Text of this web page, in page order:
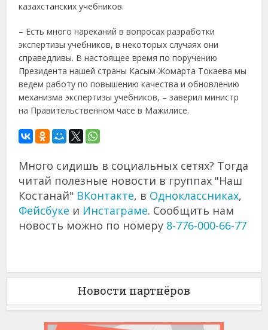
казахстанских учебников.
– Есть много нареканий в вопросах разработки
экспертизы учебников, в некоторых случаях они
справедливы. В настоящее время по поручению
Президента нашей страны Касым-Жомарта Токаева мы
ведем работу по повышению качества и обновлению
механизма экспертизы учебников, – заверил министр
на Правительственном часе в Мажилисе.
Много сидишь в социальных сетях? Тогда
читай полезные новости в группах "Наш
Костанай" ВКонтакте, в Одноклассниках,
Фейсбуке и Инстаграме. Сообщить нам
новость можно по номеру 8-776-000-66-77
Новости партнёров